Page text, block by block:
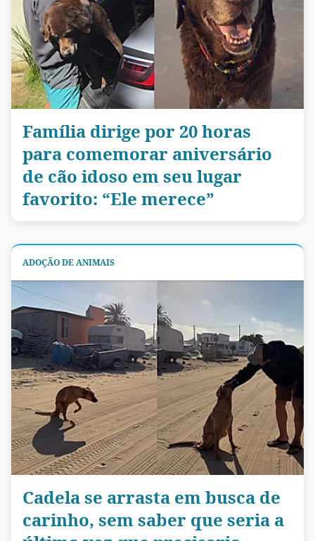
Família dirige por 20 horas
para comemorar aniversário
de cão idoso em seu lugar
favorito: “Ele merece”
ADOÇÃO DE ANIMAIS
Cadela se arrasta em busca de
carinho, sem saber que seria a